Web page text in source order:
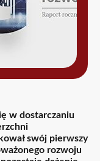
w dostarczaniu
swój pierwszy
rozwoju